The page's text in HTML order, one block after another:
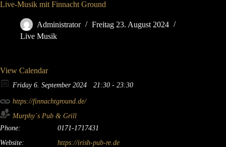
Live-Musik mit Finnacht Ground
Administrator
Freitag 23. August 2024
Live Musik
View Calendar
Friday 6. September 2024 21:30 - 23:30
https://finnachtground.de/
Murphy´s Pub & Grill
Phone:
0171-1717431
Website:
https://irish-pub-re.de